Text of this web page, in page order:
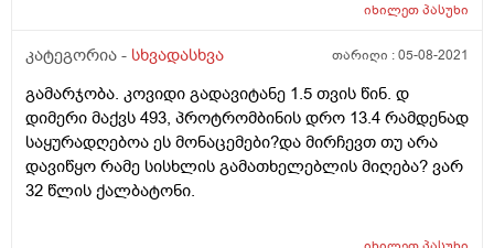
იხილეთპასუხი
კატეგორია - სხვადასხვა თარიღი :05-08-2021
გამარჯობა. კოვიდი გადავიტანე 1.5 თვის წინ. დ
დიმერი მაქვს 493, პროტრომბინის დრო 13.4 რამდენად
საყურადღებოა ეს მონაცემები?და მირჩევთ თუ არა
დავიწყო რამე სისხლის გამათხელებლის მიღება? ვარ
32 წლის ქალბატონი.